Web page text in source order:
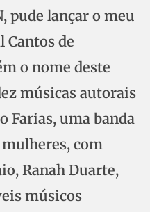
pude lançar o meu
de
o nome deste
músicas autorais
Farias, uma banda
com
Ranah Duarte,
músicos